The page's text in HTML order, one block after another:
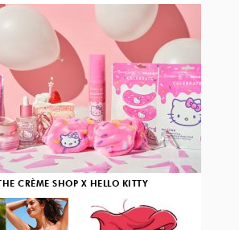
THE CRÈME SHOP X HELLO KITTY
3